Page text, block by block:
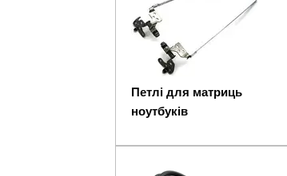
Петлі для матриць
ноутбуків